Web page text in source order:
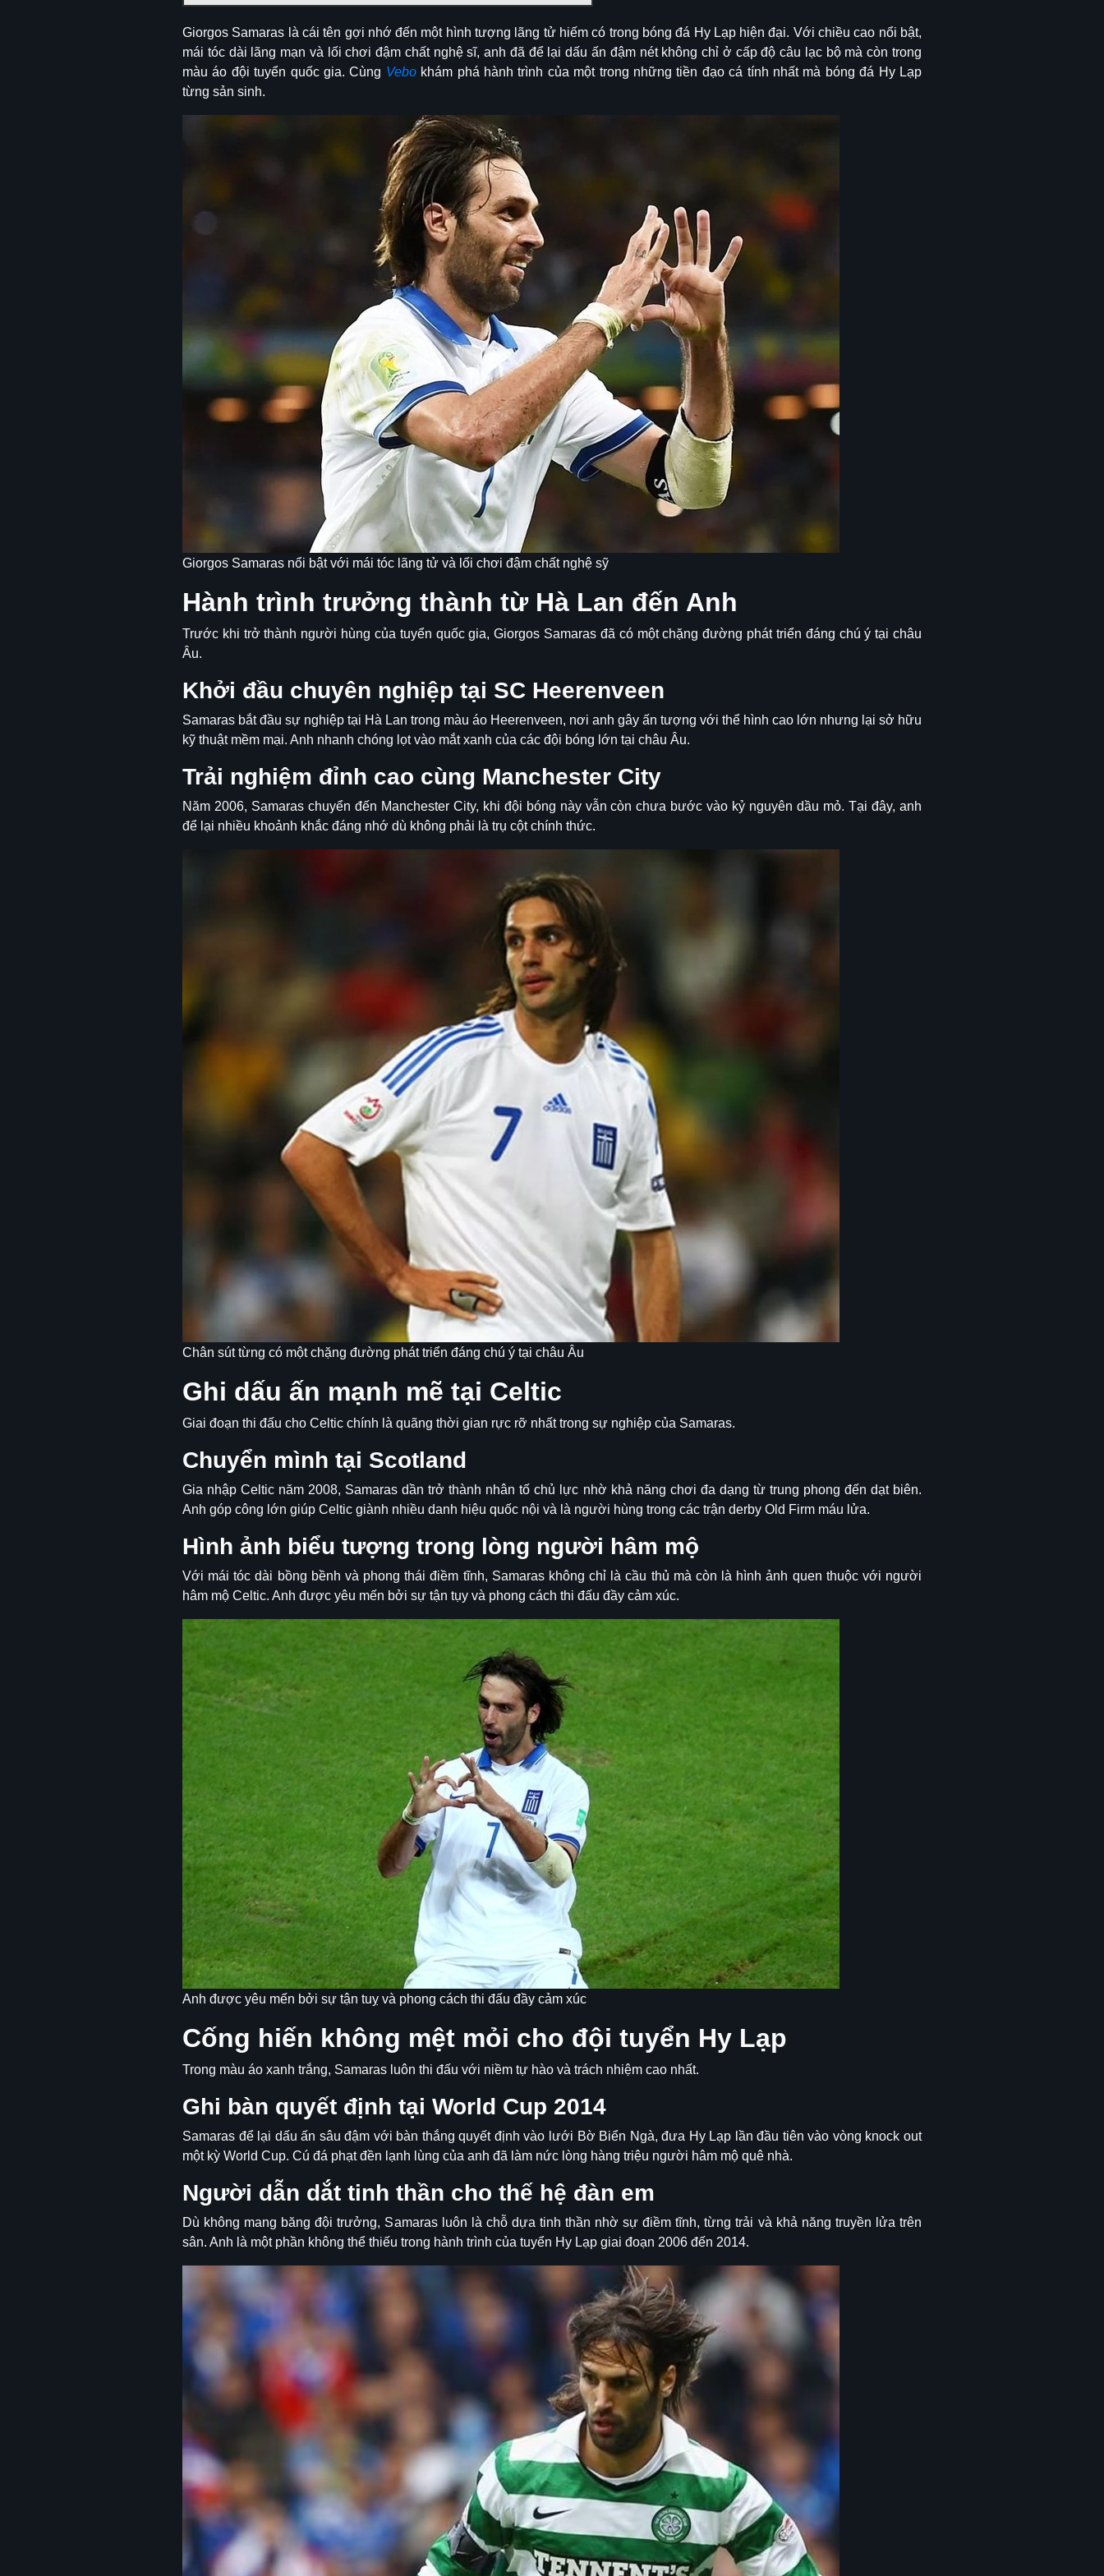
Giorgos Samaras là cái tên gợi nhớ đến một hình tượng lãng tử hiếm có trong bóng đá Hy Lạp hiện đại. Với chiều cao nổi bật,
mái tóc dài lãng mạn và lối chơi đậm chất nghệ sĩ, anh đã để lại dấu ấn đậm nét không chỉ ở cấp độ câu lạc bộ mà còn trong
màu áo đội tuyển quốc gia. Cùng Vebokhám phá hành trình của một trong những tiền đạo cá tính nhất mà bóng đá Hy Lạp
từng sản sinh.
Giorgos Samaras nổi bật với mái tóc lãng tử và lối chơi đậm chất nghệ sỹ
Hành trình trưởng thành từ Hà Lan đến Anh
Trước khi trở thành người hùng của tuyển quốc gia, Giorgos Samaras đã có một chặng đường phát triển đáng chú ý tại châu
Âu.
Khởi đầu chuyên nghiệp tại SC Heerenveen
Samaras bắt đầu sự nghiệp tại Hà Lan trong màu áo Heerenveen, nơi anh gây ấn tượng với thể hình cao lớn nhưng lại sở hữu
kỹ thuật mềm mại. Anh nhanh chóng lọt vào mắt xanh của các đội bóng lớn tại châu Âu.
Trải nghiệm đỉnh cao cùng Manchester City
Năm 2006, Samaras chuyển đến Manchester City, khi đội bóng này vẫn còn chưa bước vào kỷ nguyên dầu mỏ. Tại đây, anh
để lại nhiều khoảnh khắc đáng nhớ dù không phải là trụ cột chính thức.
Chân sút từng có một chặng đường phát triển đáng chú ý tại châu Âu
Ghi dấu ấn mạnh mẽ tại Celtic
Giai đoạn thi đấu cho Celtic chính là quãng thời gian rực rỡ nhất trong sự nghiệp của Samaras.
Chuyển mình tại Scotland
Gia nhập Celtic năm 2008, Samaras dần trở thành nhân tố chủ lực nhờ khả năng chơi đa dạng từ trung phong đến dạt biên.
Anh góp công lớn giúp Celtic giành nhiều danh hiệu quốc nội và là người hùng trong các trận derby Old Firm máu lửa.
Hình ảnh biểu tượng trong lòng người hâm mộ
Với mái tóc dài bồng bềnh và phong thái điềm tĩnh, Samaras không chỉ là cầu thủ mà còn là hình ảnh quen thuộc với người
hâm mộ Celtic. Anh được yêu mến bởi sự tận tụy và phong cách thi đấu đầy cảm xúc.
Anh được yêu mến bởi sự tận tuỵ và phong cách thi đấu đầy cảm xúc
Cống hiến không mệt mỏi cho đội tuyển Hy Lạp
Trong màu áo xanh trắng, Samaras luôn thi đấu với niềm tự hào và trách nhiệm cao nhất.
Ghi bàn quyết định tại World Cup 2014
Samaras để lại dấu ấn sâu đậm với bàn thắng quyết định vào lưới Bờ Biển Ngà, đưa Hy Lạp lần đầu tiên vào vòng knock out
một kỳ World Cup. Cú đá phạt đền lạnh lùng của anh đã làm nức lòng hàng triệu người hâm mộ quê nhà.
Người dẫn dắt tinh thần cho thế hệ đàn em
Dù không mang băng đội trưởng, Samaras luôn là chỗ dựa tinh thần nhờ sự điềm tĩnh, từng trải và khả năng truyền lửa trên
sân. Anh là một phần không thể thiếu trong hành trình của tuyển Hy Lạp giai đoạn 2006 đến 2014.